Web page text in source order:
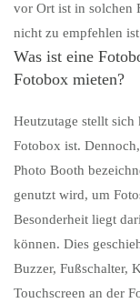
vor Ort ist in solchen
nicht zu empfehlen
Was ist eine
Fotobox mieten?
Heutzutage stellt sich
Fotobox ist.
Photo Booth
genutzt wird, um
Besonderheit liegt
können. Dies
Buzzer, Fußschalter,
Touchscreen an der